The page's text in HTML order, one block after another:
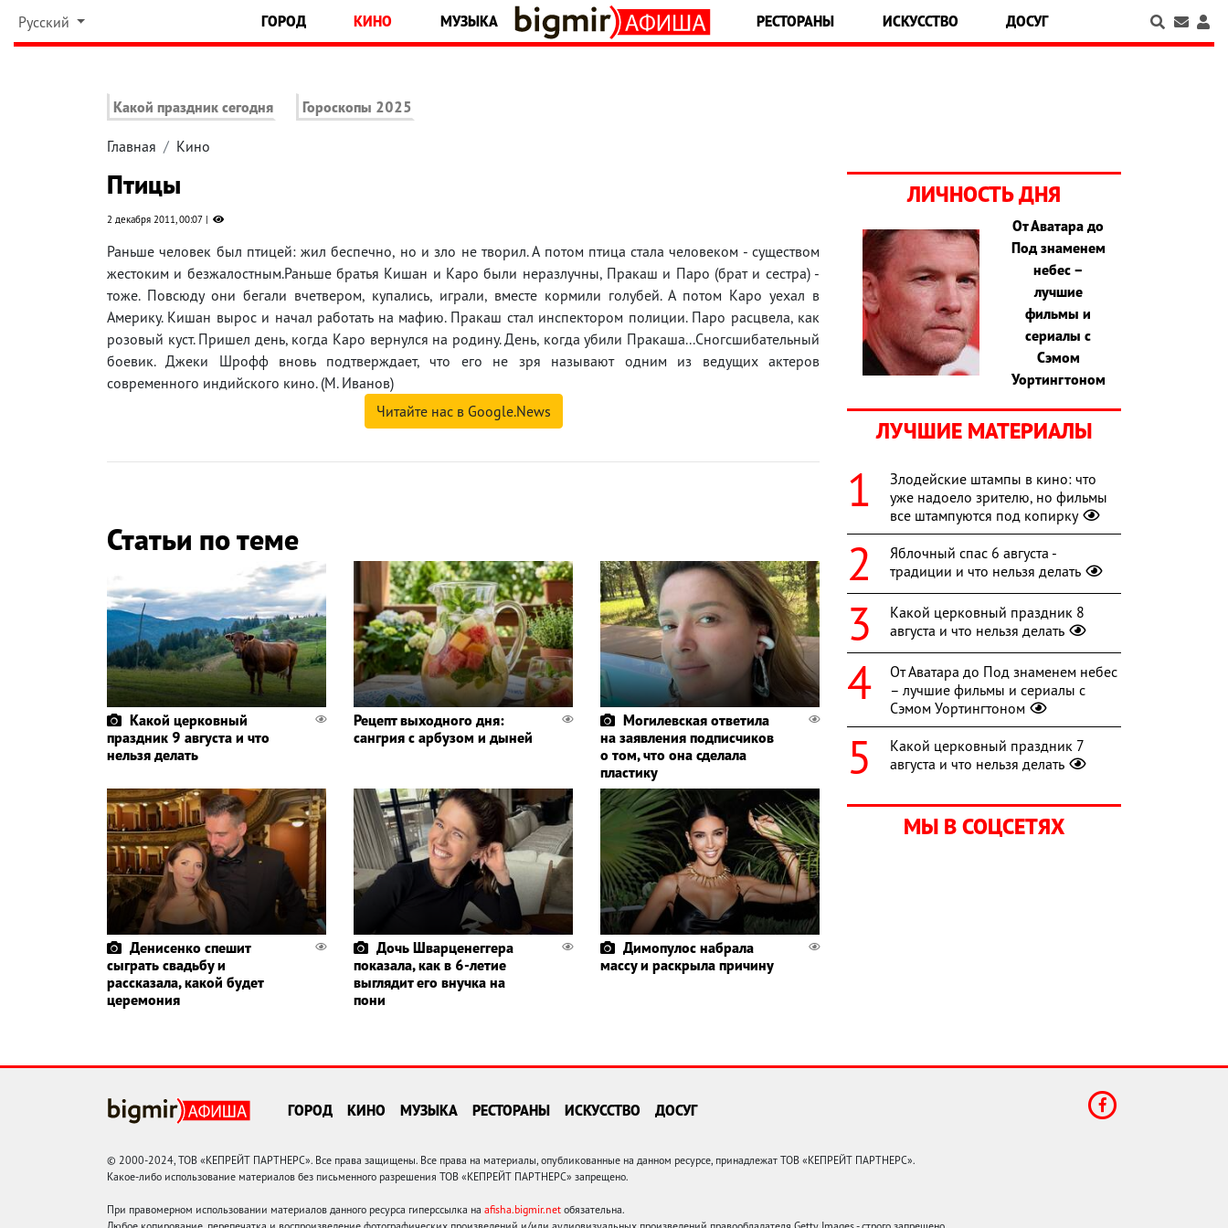
Русский ГОРОД КИНО МУЗЫКА РЕСТОРАНЫ ИСКУССТВО ДОСУГ
Какой праздник сегодня Гороскопы 2025
Главная Кино
Птицы
2 декабря 2011, 00:07
Раньше человек был птицей: жил беспечно, но и зло не творил. А потом птица стала человеком - существом
жестоким и безжалостным.Раньше братья Кишан и Каро были неразлучны, Пракаш и Паро (брат и сестра) -
тоже. Повсюду они бегали вчетвером, купались, играли, вместе кормили голубей. А потом Каро уехал в
Америку. Кишан вырос и начал работать на мафию. Пракаш стал инспектором полиции. Паро расцвела, как
розовый куст. Пришел день, когда Каро вернулся на родину. День, когда убили Пракаша...Сногсшибательный
боевик. Джеки Шрофф вновь подтверждает, что его не зря называют одним из ведущих актеров
современного индийского кино. (М. Иванов)
Читайте нас в Google.News
Статьи по теме
Какой церковный
праздник 9 августа и что
нельзя делать
Рецепт выходного дня:
сангрия с арбузом и дыней
Могилевская ответила
на заявления подписчиков
о том, что она сделала
пластику
Денисенко спешит
сыграть свадьбу и
рассказала, какой будет
церемония
Дочь Шварценеггера
показала, как в 6-летие
выглядит его внучка на
пони
Димопулос набрала
массу и раскрыла причину
ЛИЧНОСТЬ ДНЯ
От Аватара до
Под знаменем
небес –
лучшие
фильмы и
сериалы с
Сэмом
Уортингтоном
ЛУЧШИЕ МАТЕРИАЛЫ
Злодейские штампы в кино: что
уже надоело зрителю, но фильмы
все штампуются под копирку
Яблочный спас 6 августа -
традиции и что нельзя делать
Какой церковный праздник 8
августа и что нельзя делать
От Аватара до Под знаменем небес
– лучшие фильмы и сериалы с
Сэмом Уортингтоном
Какой церковный праздник 7
августа и что нельзя делать
МЫ В СОЦСЕТЯХ
ГОРОД КИНО МУЗЫКА РЕСТОРАНЫ ИСКУССТВО ДОСУГ
© 2000-2024, ТОВ «КЕПРЕЙТ ПАРТНЕРС». Все права защищены. Все права на материалы, опубликованные на данном ресурсе, принадлежат ТОВ «КЕПРЕЙТ ПАРТНЕРС».
Какое-либо использование материалов без письменного разрешения ТОВ «КЕПРЕЙТ ПАРТНЕРС» запрещено.
При правомерном использовании материалов данного ресурса гиперссылка на afisha.bigmir.net обязательна.